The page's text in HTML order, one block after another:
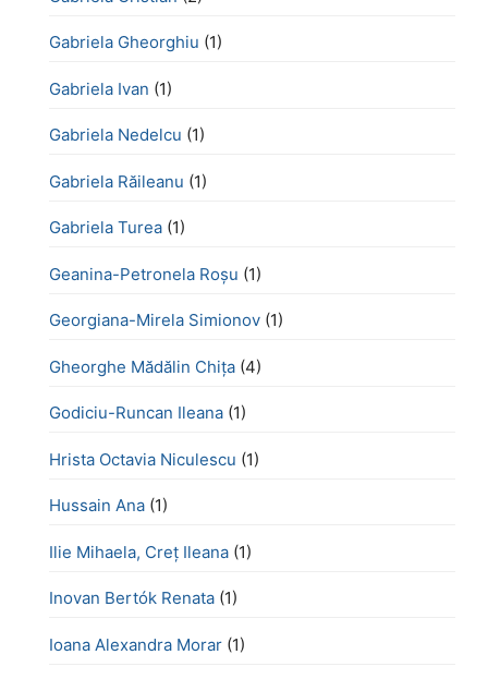
Gabriela Gheorghiu (1)
Gabriela Ivan (1)
Gabriela Nedelcu (1)
Gabriela Răileanu (1)
Gabriela Turea (1)
Geanina-Petronela Roșu (1)
Georgiana-Mirela Simionov (1)
Gheorghe Mădălin Chiţa (4)
Godiciu-Runcan Ileana (1)
Hrista Octavia Niculescu (1)
Hussain Ana (1)
Ilie Mihaela, Creț Ileana (1)
Inovan Bertók Renata (1)
Ioana Alexandra Morar (1)